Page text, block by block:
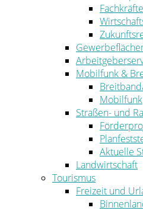
Mobilfunk &
Mobilfunk
Straßen- und
Aktuelle
Landwirtschaft
Tourismus
Freizeit und